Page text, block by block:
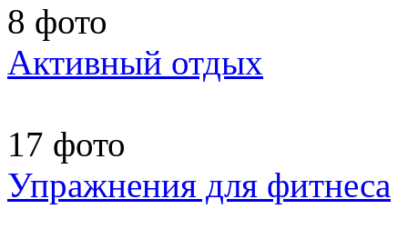
8 фото
Активный отдых
17 фото
Упражнения для фитнеса